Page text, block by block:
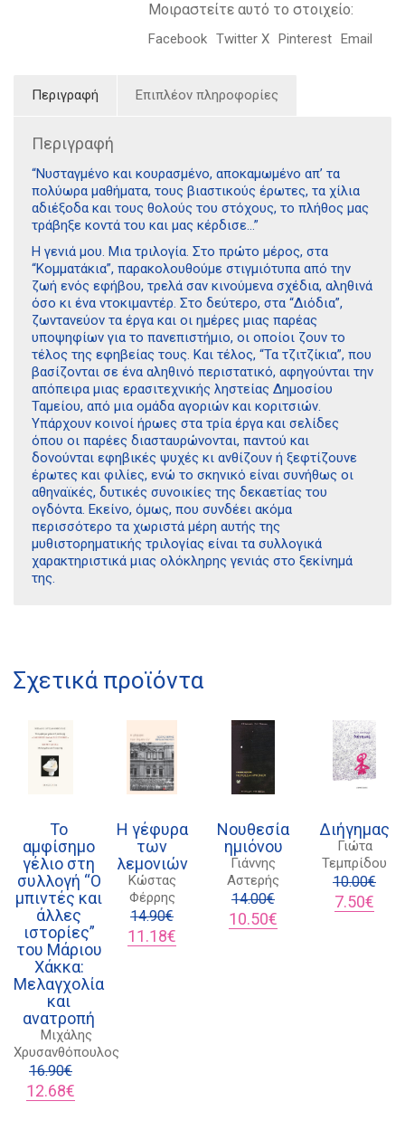
Μοιραστείτε αυτό το στοιχείο:
Facebook Twitter X Pinterest Email
Περιγραφή Επιπλέον πληροφορίες
Περιγραφή
“Νυσταγμένο και κουρασμένο, αποκαμωμένο απ’ τα
πολύωρα μαθήματα, τους βιαστικούς έρωτες, τα χίλια
αδιέξοδα και τους θολούς του στόχους, το πλήθος μας
τράβηξε κοντά του και μας κέρδισε…”
Η γενιά μου. Μια τριλογία. Στο πρώτο μέρος, στα
“Κομματάκια”, παρακολουθούμε στιγμιότυπα από την
ζωή ενός εφήβου, τρελά σαν κινούμενα σχέδια, αληθινά
όσο κι ένα ντοκιμαντέρ. Στο δεύτερο, στα “Διόδια”,
ζωντανεύον τα έργα και οι ημέρες μιας παρέας
υποψηφίων για το πανεπιστήμιο, οι οποίοι ζουν το
τέλος της εφηβείας τους. Και τέλος, “Τα τζιτζίκια”, που
βασίζονται σε ένα αληθινό περιστατικό, αφηγούνται την
απόπειρα μιας ερασιτεχνικής ληστείας Δημοσίου
Ταμείου, από μια ομάδα αγοριών και κοριτσιών.
Υπάρχουν κοινοί ήρωες στα τρία έργα και σελίδες
όπου οι παρέες διασταυρώνονται, παντού και
δονούνται εφηβικές ψυχές κι ανθίζουν ή ξεφτίζουνε
έρωτες και φιλίες, ενώ το σκηνικό είναι συνήθως οι
αθηναϊκές, δυτικές συνοικίες της δεκαετίας του
ογδόντα. Εκείνο, όμως, που συνδέει ακόμα
περισσότερο τα χωριστά μέρη αυτής της
μυθιστορηματικής τριλογίας είναι τα συλλογικά
χαρακτηριστικά μιας ολόκληρης γενιάς στο ξεκίνημά
της.
Σχετικά προϊόντα
Το
αμφίσημο
γέλιο στη
συλλογή “Ο
μπιντές και
άλλες
ιστορίες”
του Μάριου
Χάκκα:
Μελαγχολία
και
ανατροπή
Μιχάλης
Χρυσανθόπουλος
16.90€
Original
price
12.68€
τρέχουσα
Η γέφυρα
των
λεμονιών
Κώστας
Φέρρης
14.90€
Original
price
11.18€
τρέχουσα
Νουθεσία
ημιόνου
Γιάννης
Αστερής
14.00€
Original
price
10.50€
τρέχουσα
Διήγημας
Γιώτα
Τεμπρίδου
10.00€
Original
price
7.50€
Διδότου 34, Αθήνα 106 80
kombrai.bs@gmail.com
Πολιτική προστασίας δεδομένων
Πολιτική επιστροφών